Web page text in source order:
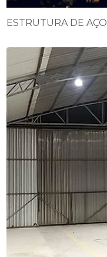
ESTRUTURA DE